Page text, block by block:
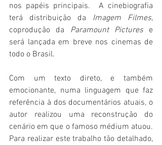
nos papéis principais.  A cinebiografia
terá distribuição da Imagem Filmes,
coprodução da Paramount Pictures e
será lançada em breve nos cinemas de
todo o Brasil.
Com um texto direto, e também
emocionante, numa linguagem que faz
referência à dos documentários atuais, o
autor realizou uma reconstrução do
cenário em que o famoso médium atuou.
Para realizar este trabalho tão detalhado,